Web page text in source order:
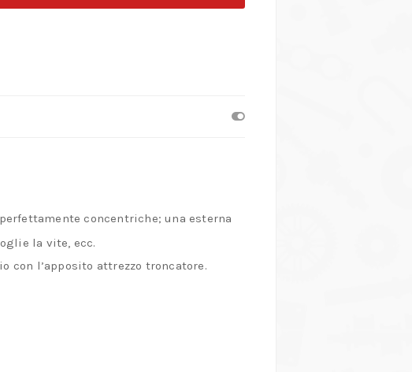
concentriche; una esterna
la vite, ecc.
con l’apposito attrezzo troncatore.